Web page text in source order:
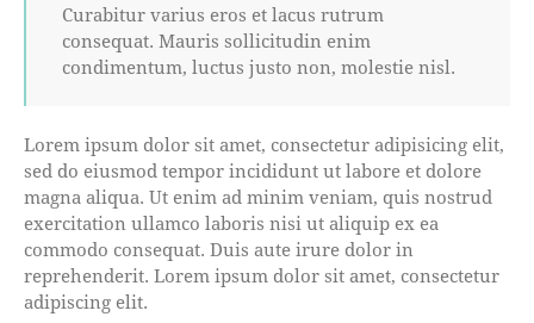
Curabitur varius eros et lacus rutrum
consequat. Mauris sollicitudin enim
condimentum, luctus justo non, molestie nisl.
Lorem ipsum dolor sit amet, consectetur adipisicing elit,
sed do eiusmod tempor incididunt ut labore et dolore
magna aliqua. Ut enim ad minim veniam, quis nostrud
exercitation ullamco laboris nisi ut aliquip ex ea
commodo consequat. Duis aute irure dolor in
reprehenderit. Lorem ipsum dolor sit amet, consectetur
adipiscing elit.